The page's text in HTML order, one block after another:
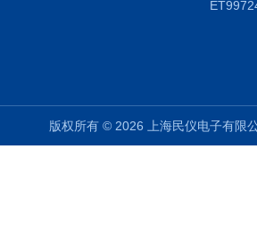
版权所有 © 2026 上海民仪电子有